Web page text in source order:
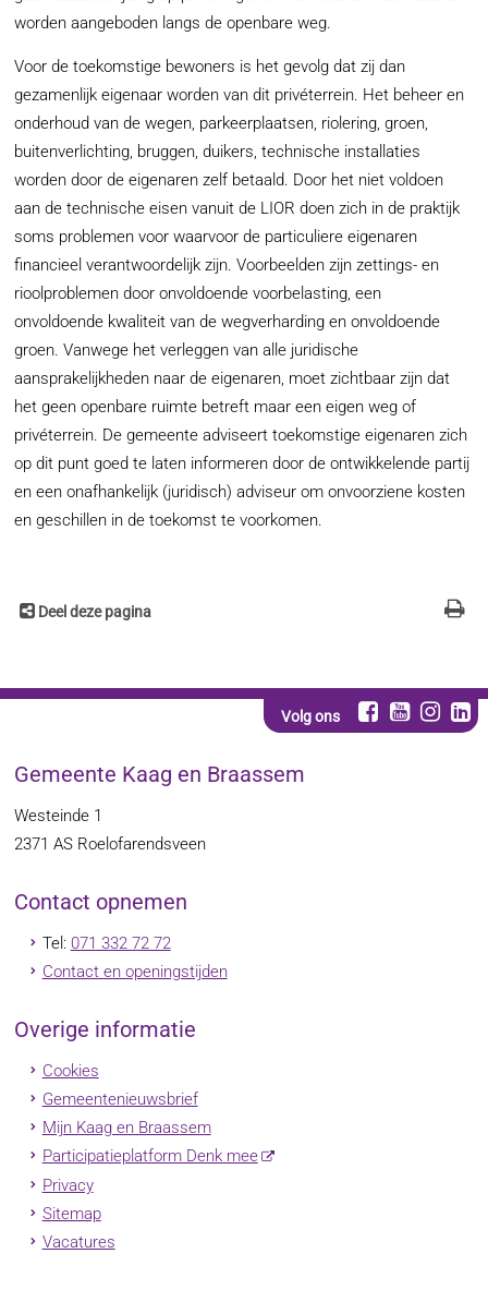
worden aangeboden langs de openbare weg.
Voor de toekomstige bewoners is het gevolg dat zij dan
gezamenlijk eigenaar worden van dit privéterrein. Het beheer en
onderhoud van de wegen, parkeerplaatsen, riolering, groen,
buitenverlichting, bruggen, duikers, technische installaties
worden door de eigenaren zelf betaald. Door het niet voldoen
aan de technische eisen vanuit de LIOR doen zich in de praktijk
soms problemen voor waarvoor de particuliere eigenaren
financieel verantwoordelijk zijn. Voorbeelden zijn zettings- en
rioolproblemen door onvoldoende voorbelasting, een
onvoldoende kwaliteit van de wegverharding en onvoldoende
groen. Vanwege het verleggen van alle juridische
aansprakelijkheden naar de eigenaren, moet zichtbaar zijn dat
het geen openbare ruimte betreft maar een eigen weg of
privéterrein. De gemeente adviseert toekomstige eigenaren zich
op dit punt goed te laten informeren door de ontwikkelende partij
en een onafhankelijk (juridisch) adviseur om onvoorziene kosten
en geschillen in de toekomst te voorkomen.
Deel deze pagina
Volg ons
Gemeente Kaag en Braassem
Westeinde 1
2371 AS Roelofarendsveen
Contact opnemen
Tel: 071 332 72 72
Contact en openingstijden
Overige informatie
Cookies
Gemeentenieuwsbrief
Mijn Kaag en Braassem
Participatieplatform Denk mee
Privacy
Sitemap
Vacatures